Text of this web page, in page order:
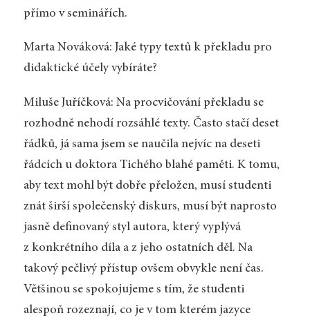
přímo v seminářích.
Marta Nováková: Jaké typy textů k překladu pro
didaktické účely vybíráte?
Miluše Juříčková: Na procvičování překladu se
rozhodně nehodí rozsáhlé texty. Často stačí deset
řádků, já sama jsem se naučila nejvíc na deseti
řádcích u doktora Tichého blahé paměti. K tomu,
aby text mohl být dobře přeložen, musí studenti
znát širší společenský diskurs, musí být naprosto
jasně definovaný styl autora, který vyplývá
z konkrétního díla a z jeho ostatních děl. Na
takový pečlivý přístup ovšem obvykle není čas.
Většinou se spokojujeme s tím, že studenti
alespoň rozeznají, co je v tom kterém jazyce